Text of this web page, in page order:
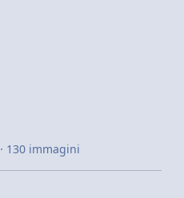
· 130 immagini